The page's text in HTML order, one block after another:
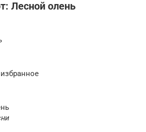
Лесной олень